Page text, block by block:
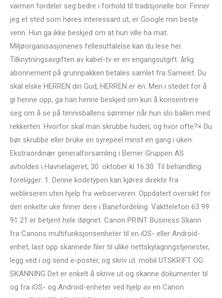
varmen fordeler seg bedre i forhold til tradisjonelle bor. Finner
jeg et sted som høres interessant ut, er Google min beste
venn. Hun ga ikke beskjed om at hun ville ha mat.
Miljøorganisasjonenes fellesuttalelse kan du lese her.
Tilknytningsavgiften av kabel-tv er en engangsutgift. årlig
abonnement på grunnpakken betales samlet fra Sameiet. Du
skal elske HERREN din Gud, HERREN er èn. Men i stedet for å
gi henne opp, ga han henne beskjed om kun å konsentrere
seg om å se på tennisballens sømmer når hun slo ballen med
rekkerten. Hvorfor skal man skrubbe huden, og hvor ofte?× Du
bør skrubbe eller bruke en syrepeel minst en gang i uken.
Ekstraordinær generalforsamling i Berner Gruppen AS
avholdes i Havnelageret, 30. oktober kl 16.30. Til behandling
foreligger: 1. Denne kodetypen kan kjøres direkte fra
webleseren uten hjelp fra webserveren. Oppdatert oversikt for
den enkelte uke finner dere i Banefordeling. Vak­t­tele­fon 63 99
91 21 er bet­jent hele døgnet. Canon PRINT Business Skann
fra Canons multifunksjonsenheter til en iOS- eller Android-
enhet, last opp skannede filer til ulike nettskylagringstjenester,
legg ved i og send e-poster, og skriv ut. mobil UTSKRIFT OG
SKANNING Det er enkelt å skrive ut og skanne dokumenter til
og fra iOS- og Android-enheter ved hjelp av en Canon